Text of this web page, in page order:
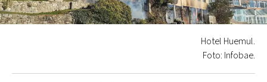
Hotel Huemul.
Foto: Infobae.